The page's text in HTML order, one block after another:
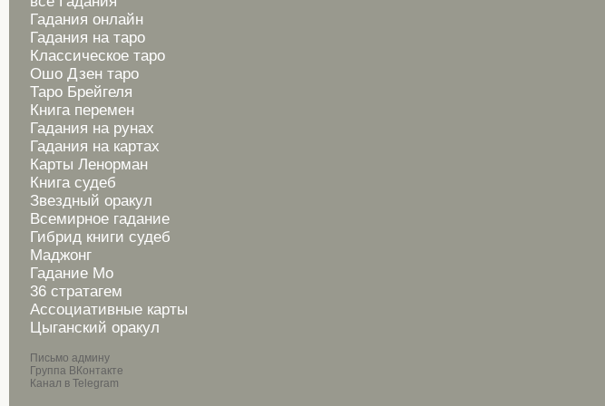
Гадания онлайн
Гадания на таро
Классическое таро
Ошо Дзен таро
Таро Брейгеля
Книга перемен
Гадания на рунах
Гадания на картах
Карты Ленорман
Книга судеб
Звездный оракул
Всемирное гадание
Гибрид книги судеб
Маджонг
Гадание Мо
36 стратагем
Ассоциативные карты
Цыганский оракул
Письмо админу
Группа ВКонтакте
Канал в Telegram